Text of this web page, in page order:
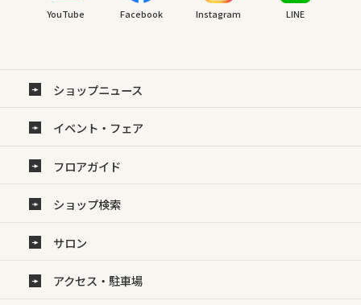
YouTube Facebook Instagram LINE
ショップニュース
イベント・フェア
フロアガイド
ショップ検索
サロン
アクセス・駐車場